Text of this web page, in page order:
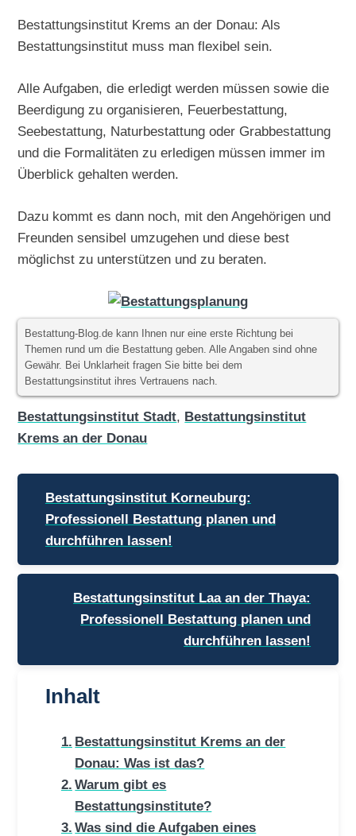
Bestattungsinstitut Krems an der Donau: Als
Bestattungsinstitut muss man flexibel sein.
Alle Aufgaben, die erledigt werden müssen sowie die
Beerdigung zu organisieren, Feuerbestattung,
Seebestattung, Naturbestattung oder Grabbestattung
und die Formalitäten zu erledigen müssen immer im
Überblick gehalten werden.
Dazu kommt es dann noch, mit den Angehörigen und
Freunden sensibel umzugehen und diese best
möglichst zu unterstützen und zu beraten.
Bestattung-Blog.de kann Ihnen nur eine erste Richtung bei
Themen rund um die Bestattung geben. Alle Angaben sind ohne
Gewähr. Bei Unklarheit fragen Sie bitte bei dem
Bestattungsinstitut ihres Vertrauens nach.
Bestattungsinstitut Stadt, Bestattungsinstitut
Krems an der Donau
Beitragsnavigation
Bestattungsinstitut Korneuburg:
Professionell Bestattung planen und
durchführen lassen!
Bestattungsinstitut Laa an der Thaya:
Professionell Bestattung planen und
durchführen lassen!
Inhalt
Bestattungsinstitut Krems an der
Donau: Was ist das?
Warum gibt es
Bestattungsinstitute?
Was sind die Aufgaben eines